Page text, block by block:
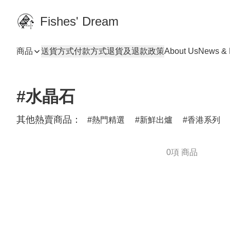
Fishes' Dream
商品 送貨方式付款方式退貨及退款政策About UsNews &
#水晶石
其他熱賣商品： 熱門精選 新鮮出爐 香港系列
0項 商品